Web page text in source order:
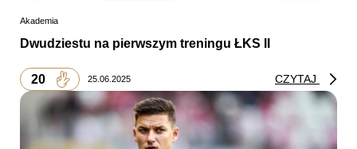
Akademia
Dwudziestu na pierwszym treningu ŁKS II
20 25.06.2025 CZYTAJ